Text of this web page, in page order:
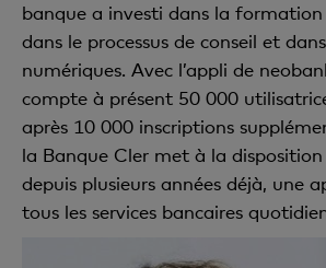
banque a investi dans la formation
dans le processus de conseil et
numériques. Avec l’appli de
compte à présent 50 000
après 10 000 inscriptions
la Banque Cler met à la disposition
depuis plusieurs années déjà, une
tous les services bancaires